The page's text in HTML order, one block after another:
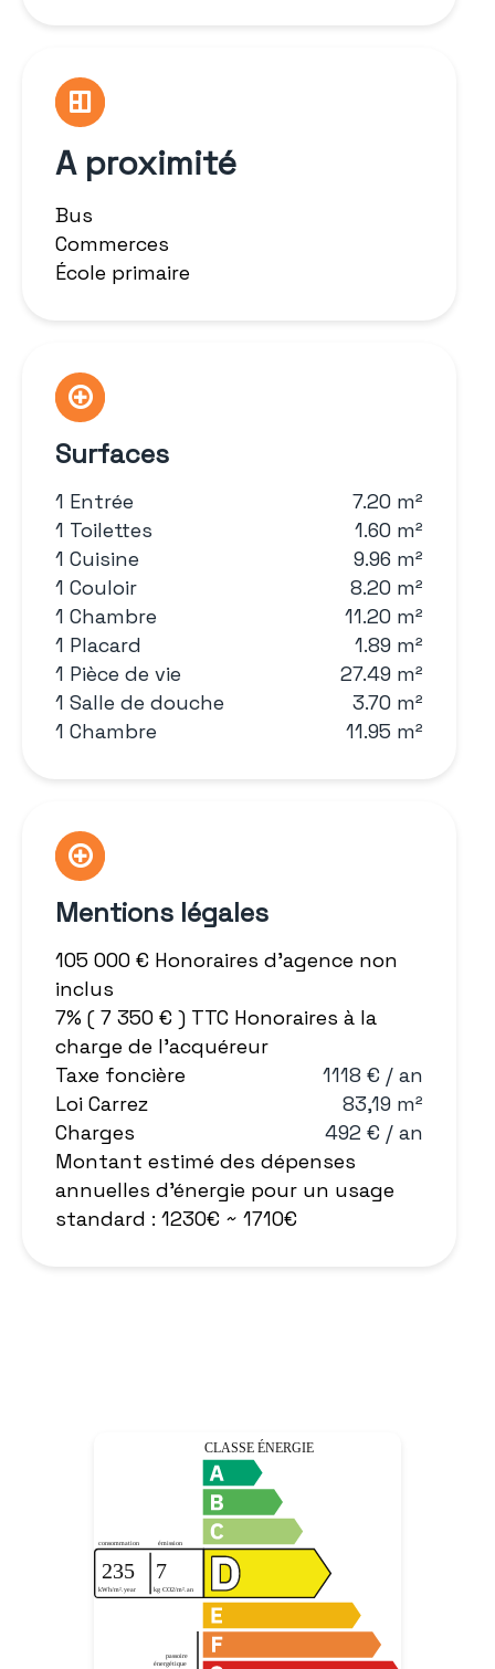
A proximité
Bus
Commerces
École primaire
Surfaces
1 Entrée
7.20 m²
1 Toilettes
1.60 m²
1 Cuisine
9.96 m²
1 Couloir
8.20 m²
1 Chambre
11.20 m²
1 Placard
1.89 m²
1 Pièce de vie
27.49 m²
1 Salle de douche
3.70 m²
1 Chambre
11.95 m²
Mentions légales
105 000 € Honoraires d'agence non
inclus
7% ( 7 350 € ) TTC Honoraires à la
charge de l'acquéreur
Taxe foncière
1118 € / an
Loi Carrez
83,19 m²
Charges
492 € / an
Montant estimé des dépenses
annuelles d'énergie pour un usage
standard : 1230€ ~ 1710€